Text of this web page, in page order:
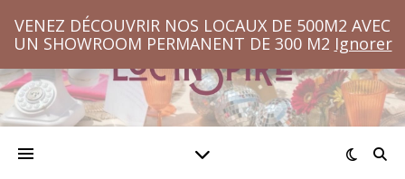
VENEZ DÉCOUVRIR NOS LOCAUX DE 500M2 AVEC
UN SHOWROOM PERMANENT DE 300 M2 Ignorer